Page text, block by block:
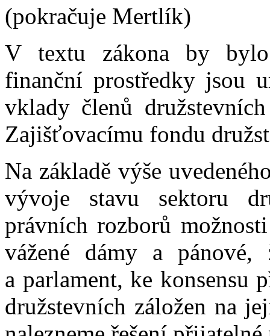
(pokračuje Mertlík)
V textu zákona by
finanční prostředky jsou
vklady členů
Zajišťovacímu fondu
Na základě výše
vývoje stavu sektoru
právních rozborů
vážené dámy a
a parlament, ke konsensu
družstevních záložen na